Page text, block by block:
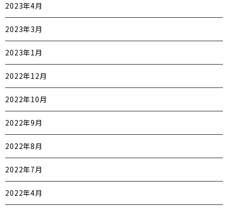
2023年4月
2023年3月
2023年1月
2022年12月
2022年10月
2022年9月
2022年8月
2022年7月
2022年4月